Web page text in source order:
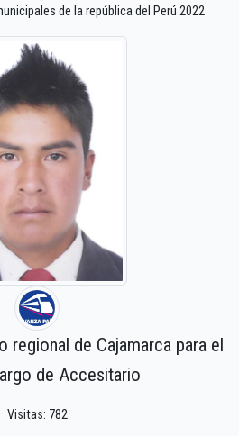
de la república del Perú 2022
regional de Cajamarca para el
de Accesitario
Visitas: 782